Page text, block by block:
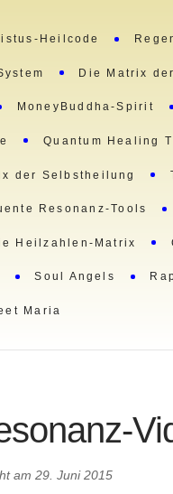
Heilcode
Die Matrix
MoneyBuddha-Spirit
Quantum Healing
der Selbstheilung
Resonanz-Tools
Heilzahlen-Matrix
Soul Angels
Maria
am 29. Juni 2015